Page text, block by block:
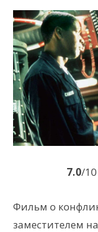
7.0/
Фильм о
заместителем